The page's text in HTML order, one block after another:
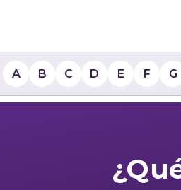
A B C D E F G